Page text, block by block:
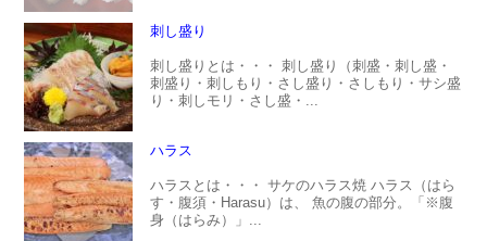
刺し盛り
刺し盛りとは・・・ 刺し盛り（刺盛・刺し盛・
刺盛り・刺しもり・さし盛り・さしもり・サシ盛
り・刺しモリ・さし盛・...
ハラス
ハラスとは・・・ サケのハラス焼 ハラス（はら
す・腹須・Harasu）は、 魚の腹の部分。「※腹
身（はらみ）」...